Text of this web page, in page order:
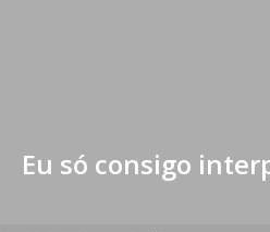
Eu só consigo